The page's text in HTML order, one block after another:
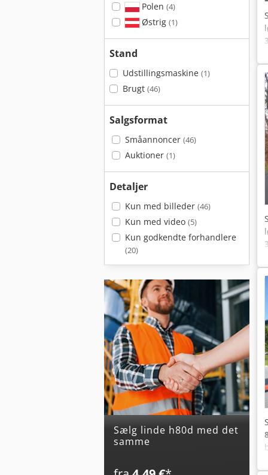
Polen (4)
Østrig (1)
Stand
Udstillingsmaskine (1)
Brugt (46)
Salgsformat
Småannoncer (46)
Auktioner (1)
Detaljer
Kun med billeder (46)
Kun med video (5)
Kun godkendte forhandlere
(20)
Sælg linde h80d med det
samme